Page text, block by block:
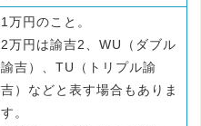
1万円のこと。
2万円は諭吉2、WU（ダブル
諭吉）、TU（トリプル諭
吉）などと表す場合もありま
す。